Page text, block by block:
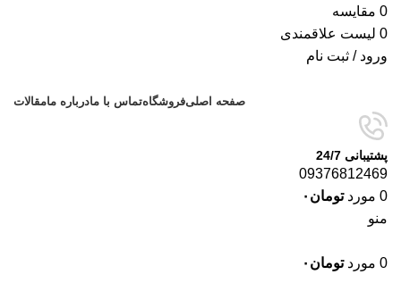
0 مقایسه
0 لیست علاقمندی
ورود / ثبت نام
صفحه اصلیفروشگاهتماس با مادرباره مامقالات
پشتیبانی 24/7
09376812469
0 مورد تومان ۰
منو
0 مورد تومان ۰